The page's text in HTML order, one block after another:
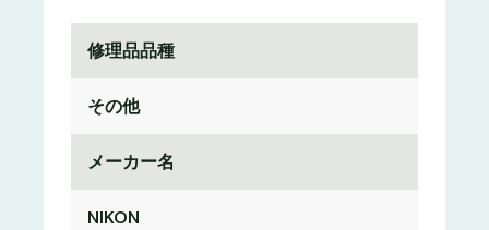
修理品品種
その他
メーカー名
NIKON